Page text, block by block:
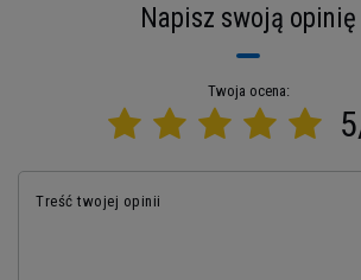
Extrifit Baton Hero przełamuje
zdrowe przekąski muszą być
przeciwieństwie do
proteinowych na rynku, które
sztuczny smak i zostawiają
posmak, Baton Hero wyróżnia się
smakiem prawdziwej czekolady
Napisz swoją opinię
Twoja ocena:
Treść twojej opinii